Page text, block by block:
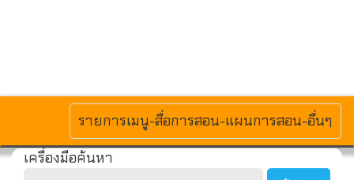
MENU
รายการเมนู-สื่อการสอน-แผนการสอน-อื่นๆ
เครื่องมือค้นหา